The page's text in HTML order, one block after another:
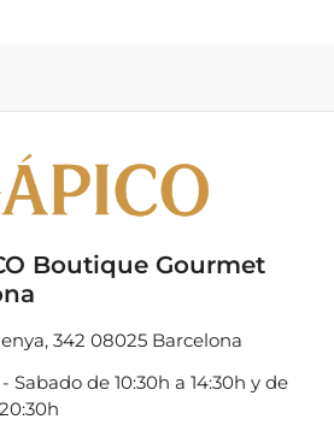
Boutique Gourmet
342 08025 Barcelona
Sabado de 10:30h a 14:30h y de